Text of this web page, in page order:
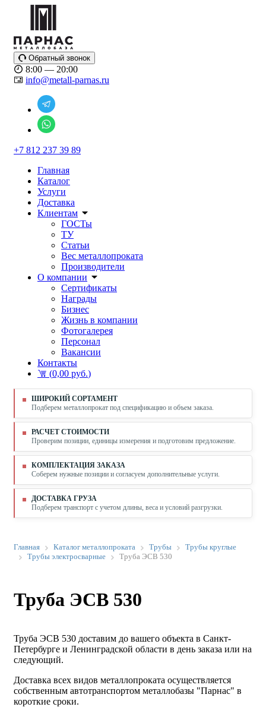
Обратный звонок
8:00 — 20:00
info@metall-parnas.ru
+7 812 237 39 89
Главная
Каталог
Услуги
Доставка
Клиентам
ГОСТы
ТУ
Статьи
Вес металлопроката
Производители
О компании
Сертификаты
Награды
Бизнес
Жизнь в компании
Фотогалерея
Персонал
Вакансии
Контакты
(0,00 руб.)
ШИРОКИЙ СОРТАМЕНТ
Подберем металлопрокат под спецификацию и объем заказа.
РАСЧЕТ СТОИМОСТИ
Проверим позиции, единицы измерения и подготовим предложение.
КОМПЛЕКТАЦИЯ ЗАКАЗА
Соберем нужные позиции и согласуем дополнительные услуги.
ДОСТАВКА ГРУЗА
Подберем транспорт с учетом длины, веса и условий разгрузки.
Главная Каталог металлопроката Трубы
Трубы круглые
Трубы электросварные
Труба ЭСВ 530
Труба ЭСВ 530
Труба ЭСВ 530 доставим до вашего объекта в Санкт-
Петербурге и Ленинградской области в день заказа или на
следующий.
Доставка всех видов металлопроката осуществляется
собственным автотранспортом металлобазы "Парнас" в
короткие сроки.